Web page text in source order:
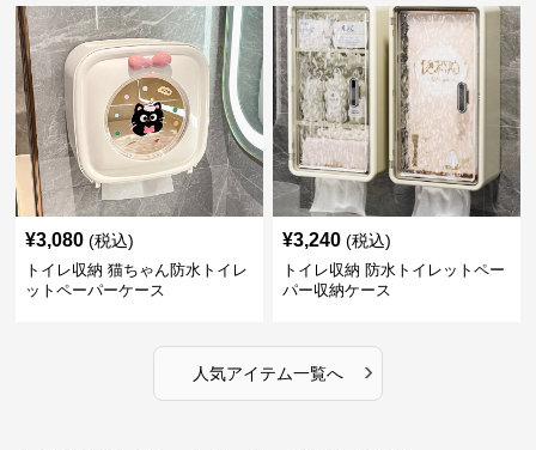
¥3,080 (税込)
トイレ収納 猫ちゃん防水トイレ
ットペーパーケース
¥3,240 (税込)
トイレ収納 防水トイレットペー
パー収納ケース
人気アイテム一覧へ ›